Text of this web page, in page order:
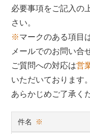
必要事項をご記入の
さい。
※マークのある項目
メールでのお問い合
ご質問への対応は営
いただいております。
あらかじめご了承く
件名 ※